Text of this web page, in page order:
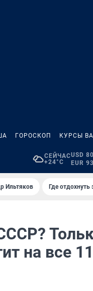
ГОРОСКОП КУРСЫ
СЕЙЧАС
+24°C
USD
EUR
Ильтяков Где
на все